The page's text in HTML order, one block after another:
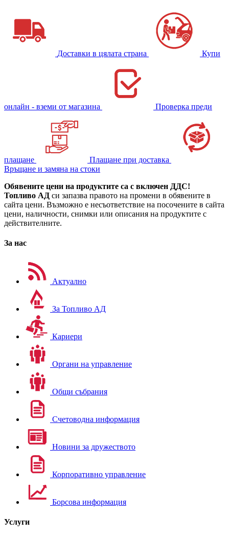
Доставки в цялата страна Купи
онлайн - вземи от магазина Проверка преди
плащане
Плащане при доставка
Връщане и замяна на стоки
Обявените цени на продуктите са с включен ДДС!
Топливо АД си запазва правото на промени в обявените в
сайта цени. Възможно е несъответствие на посочените в сайта
цени, наличности, снимки или описания на продуктите с
действителните.
За нас
Актуално
За Топливо АД
Кариери
Органи на управление
Общи събрания
Счетоводна информация
Новини за дружеството
Корпоративно управление
Борсова информация
Услуги